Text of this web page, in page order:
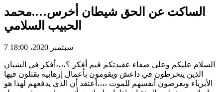
الساكت عن الحق شيطان أخرس….محمد
الحبيب السلامي
7 سبتمبر 2020، 18:00
السلام عليكم وعلى صفاء عقيدتكم فيم أفكر ؟،،،،أفكر في الشبان
الذين ينخرطون في داعش ويقومون بأعمال إرهابية يقتلون فيها
الأبرياء ويعرضون أنفسهم للموت ،،،،أعتقد أن الذي يدفعهم لهذا هو